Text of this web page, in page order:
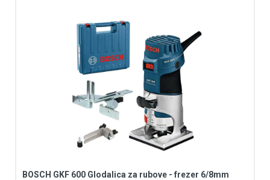
BOSCH GKF 600 Glodalica za rubove - frezer 6/8mm